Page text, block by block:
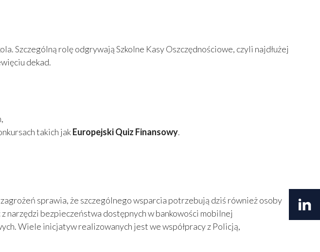
Szczególną rolę odgrywają Szkolne Kasy Oszczędnościowe, czyli najdłużej
dekad.
takich jakEuropejski Quiz Finansowy.
sprawia, że szczególnego wsparcia potrzebują dziś również osoby
narzędzi bezpieczeństwa dostępnych w bankowości mobilnej
Wiele inicjatyw realizowanych jest we współpracy z Policją,